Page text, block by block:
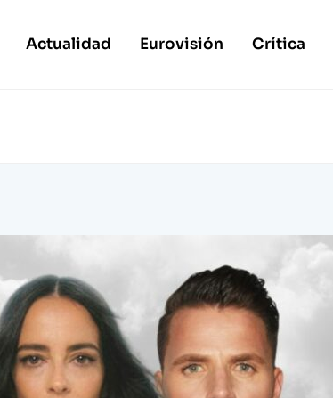
Actualidad Eurovisión Crítica